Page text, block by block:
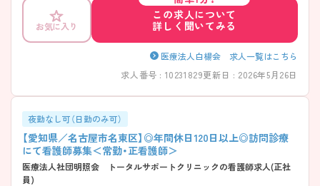
お気に入り
この求人について
詳しく聞いてみる
医療法人白楊会 求人一覧はこちら
求人番号 : 10231829更新日 : 2026年5月26日
夜勤なし可（日勤のみ可）
【愛知県／名古屋市名東区】◎年間休日120日以上◎訪問診療
にて看護師募集＜常勤・正看護師＞
医療法人社団明照会 トータルサポートクリニックの看護師求人(正社
員)